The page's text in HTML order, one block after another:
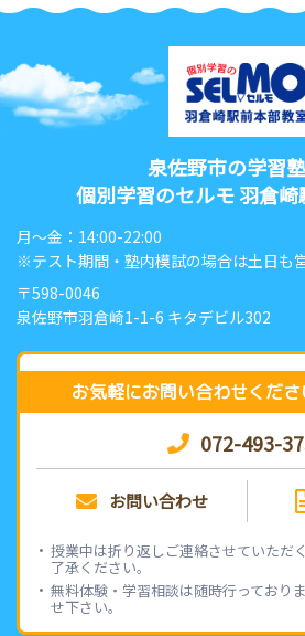
泉佐野市の学習
個別学習のセルモ 羽倉
月〜金：14:00-22:00
※テスト期間・塾内模試の場合は土日も
〒598-0046
泉佐野市羽倉崎1-1-6 キタデビル302
お気軽にお問い合わせくださ
072-493-
お問い合わせ
授業中は折り返しご連絡させていただ
了承ください。
無料体験・学習相談は随時行っており
せ下さい。